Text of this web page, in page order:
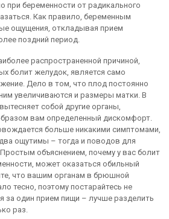
при беременности от радикального
Как правило, беременным
ощущения, откладывая прием
поздний период.
распространенной причиной,
болит желудок, является само
Дело в том, что плод постоянно
увеличиваются и размеры матки. В
собой другие органы,
вам определенный дискомфорт.
больше никакими симптомами,
ощутимы – тогда и поводов для
объяснением, почему у вас болит
может оказаться обильный
что вашим органам в брюшной
тесно, поэтому постарайтесь не
за один прием пищи – лучше разделить
раз.